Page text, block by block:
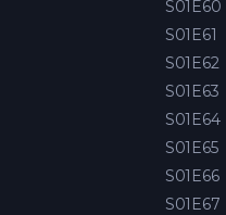
S01E60
S01E61
S01E62
S01E63
S01E64
S01E65
S01E66
S01E67